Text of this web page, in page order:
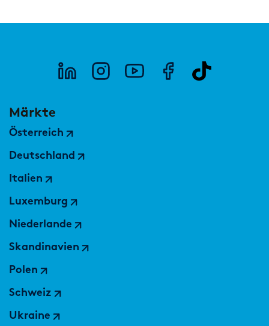
Märkte
Österreich
Deutschland
Italien
Luxemburg
Niederlande
Skandinavien
Polen
Schweiz
Ukraine